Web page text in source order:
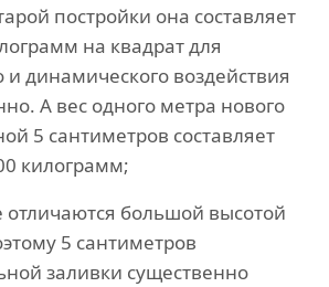
постройки она составляет
на квадрат для
и динамического воздействия
А вес одного метра нового
5 сантиметров составляет
килограмм;
отличаются большой высотой
5 сантиметров
заливки существенно